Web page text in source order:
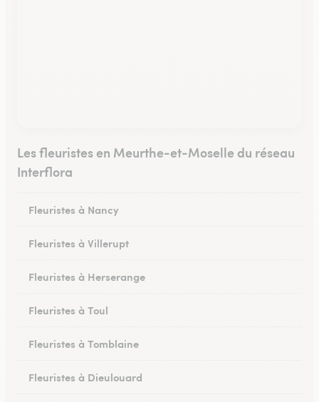
Les fleuristes en Meurthe-et-Moselle du réseau
Interflora
Fleuristes à Nancy
Fleuristes à Villerupt
Fleuristes à Herserange
Fleuristes à Toul
Fleuristes à Tomblaine
Fleuristes à Dieulouard